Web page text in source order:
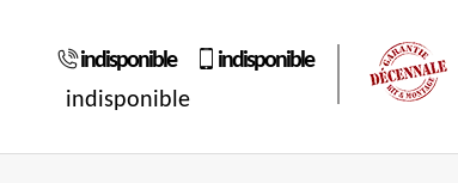
indisponible
indisponible
indisponible